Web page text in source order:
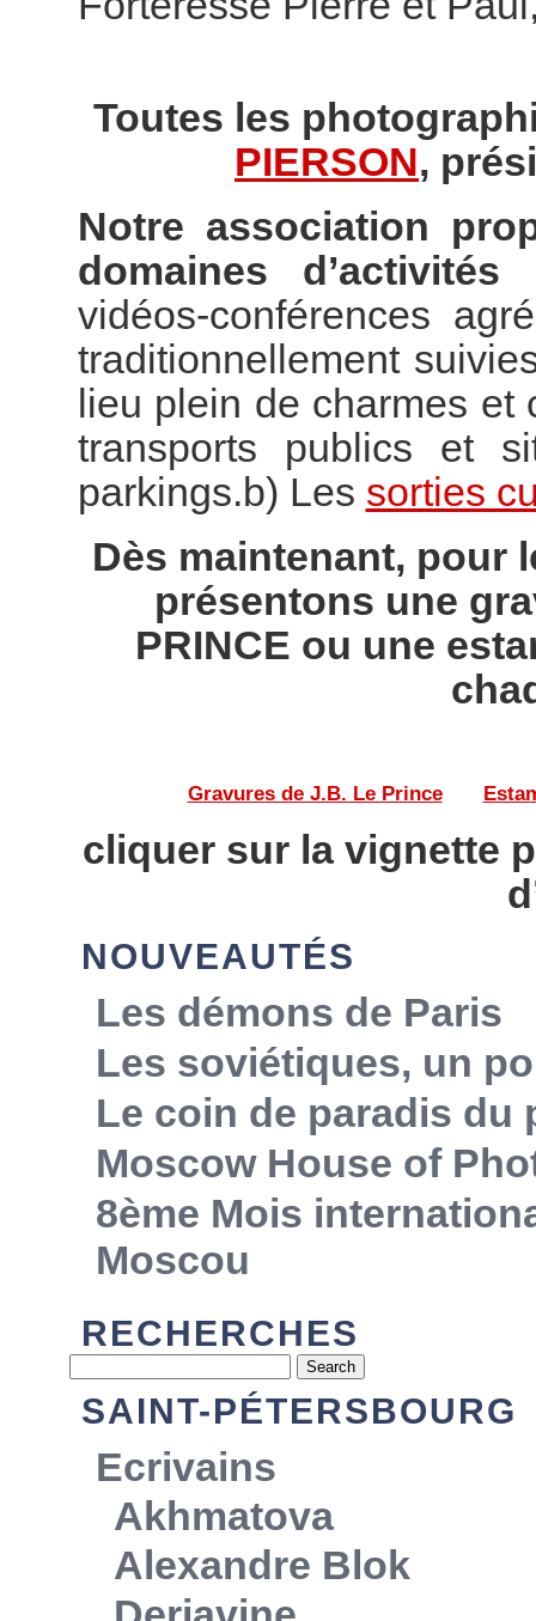
Toutes les
PIERSON,
Notre association
domaines d’activités
vidéos-conférences
traditionnellement
lieu plein de charmes et
transports publics et
parkings.b) Les sorties
Dès maintenant, pour
présentons une
PRINCE ou une
Gravures de J.B. Le Prince——
cliquer sur la vignette
NOUVEAUTÉS
Les démons de Paris
Les soviétiques, un
Le coin de paradis du
Moscow House of
8ème Mois
Moscou
RECHERCHES
SAINT-PÉTERSBOURG
Ecrivains
Akhmatova
Alexandre Blok